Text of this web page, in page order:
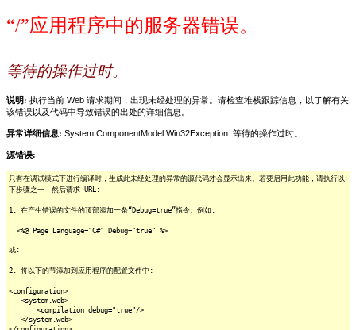
“/”应用程序中的服务器错误。
等待的操作过时。
说明: 执行当前 Web 请求期间，出现未经处理的异常。请检查堆栈跟踪信息，以了解有关
该错误以及代码中导致错误的出处的详细信息。
异常详细信息: System.ComponentModel.Win32Exception: 等待的操作过时。
源错误:
只有在调试模式下进行编译时，生成此未经处理的异常的源代码才会显示出来。若要启用此功能，请执行以
下步骤之一，然后请求 URL:
1. 在产生错误的文件的顶部添加一条“Debug=true”指令。例如:
<%@ Page Language="C#" Debug="true" %>
或:
2. 将以下的节添加到应用程序的配置文件中:
<configuration>
<system.web>
<compilation debug="true"/>
</system.web>